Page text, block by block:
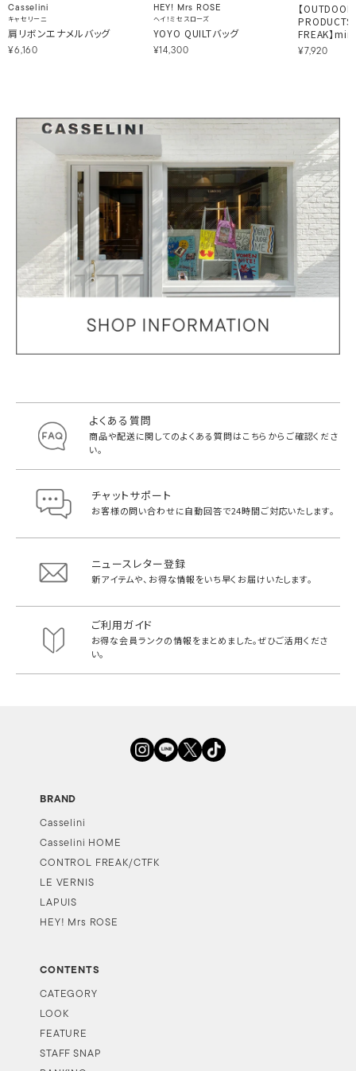
Casselini
キャセリーニ
肩リボンエナメルバッグ
¥6,160
HEY! Mrs ROSE
ヘイ！ミセスローズ
YOYO QUILTバッグ
¥14,300
【OUTDOOR
FREAK】
¥7,920
よくある質問
商品や配送に関してのよくある質問はこちらからご確認くださ
い。
チャットサポート
お客様の問い合わせに自動回答で24時間ご対応いたします。
ニュースレター登録
新アイテムや、お得な情報をいち早く お届けいたします。
ご利用ガイド
お得な会員ランクの情報をまとめました。ぜひご活用くださ
い。
BRAND
Casselini
Casselini HOME
CONTROL FREAK/CTFK
LE VERNIS
LAPUIS
HEY! Mrs ROSE
CONTENTS
CATEGORY
LOOK
FEATURE
STAFF SNAP